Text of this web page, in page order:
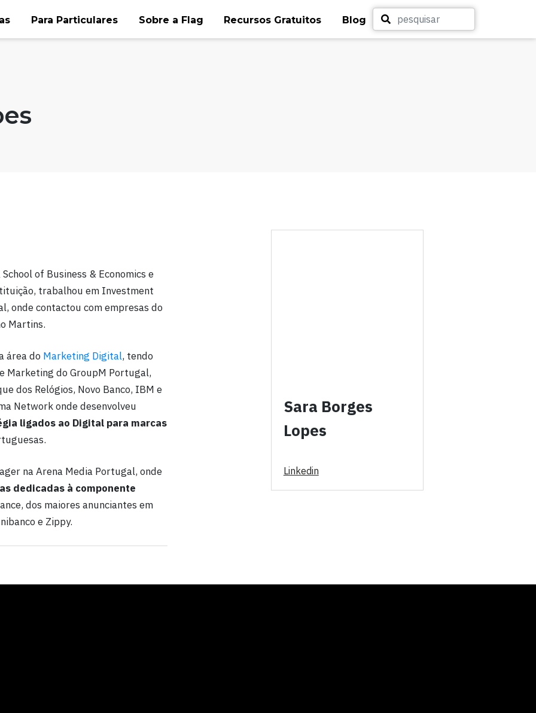
Para Particulares Sobre a Flag Recursos Gratuitos Blog
of Business & Economics e
trabalhou em Investment
onde contactou com empresas do
Martins.
área do Marketing Digital, tendo
Marketing do GroupM Portugal,
dos Relógios, Novo Banco, IBM e
Network onde desenvolveu
ligados ao Digital para marcas
na Arena Media Portugal, onde
dedicadas à componente
dos maiores anunciantes em
e Zippy.
Sara Borges
Lopes
Linkedin